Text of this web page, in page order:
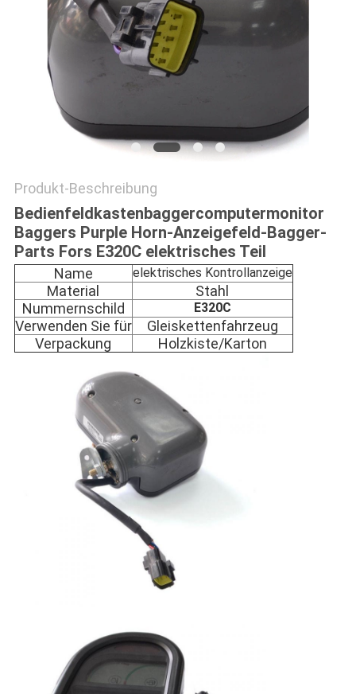
NEWS
SITEMAP
PRIVACY
Produkt-Beschreibung
Bedienfeldkastenbaggercomputermonitor
Baggers Purple Horn-Anzeigefeld-Bagger-
Parts Fors E320C elektrisches Teil
Name elektrisches Kontrollanzeige
Material
Stahl
Nummernschild
E320C
Verwenden Sie für
Gleiskettenfahrzeug
Verpackung
Holzkiste/Karton